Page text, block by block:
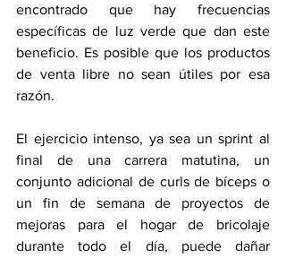
encontrado que hay frecuencias
específicas de luz verde que dan este
beneficio. Es posible que los productos
de venta libre no sean útiles por esa
razón.
El ejercicio intenso, ya sea un sprint al
final de una carrera matutina, un
conjunto adicional de curls de bíceps o
un fin de semana de proyectos de
mejoras para el hogar de bricolaje
durante todo el día, puede dañar